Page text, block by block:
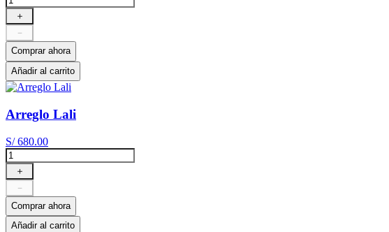
＋
－
Comprar ahora
Añadir al carrito
Arreglo Lali
S/ 680.00
＋
－
Comprar ahora
Añadir al carrito